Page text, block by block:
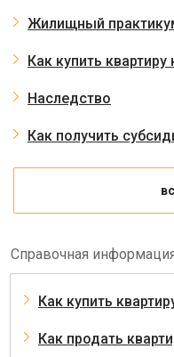
Жилищный
Как купить квартиру
Наследство
Как получить
Справочная
Как купить
Как продать